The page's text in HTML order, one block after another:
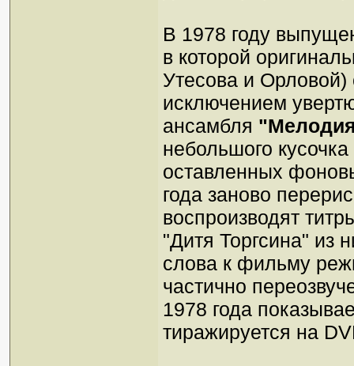
В 1978 году
в которой
Утесова и Орловой)
исключением
ансамбля
небольшого
оставленных
года заново
воспроизводят
"Дитя Торгсина" из
слова к фильму
частично
1978 года
тиражируется на